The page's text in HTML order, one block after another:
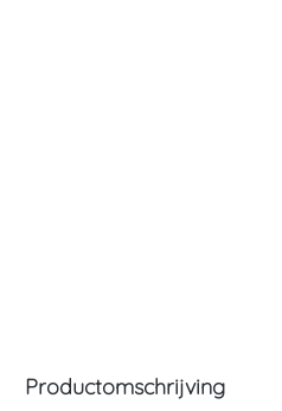
Productomschrijving